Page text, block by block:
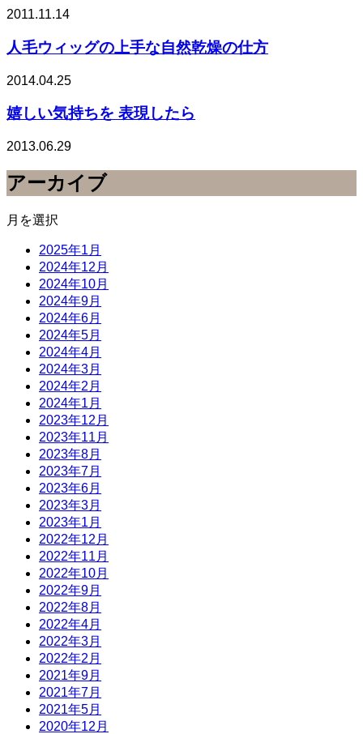
2011.11.14
人毛ウィッグの上手な自然乾燥の仕方
2014.04.25
嬉しい気持ちを 表現したら
2013.06.29
アーカイブ
月を選択
2025年1月
2024年12月
2024年10月
2024年9月
2024年6月
2024年5月
2024年4月
2024年3月
2024年2月
2024年1月
2023年12月
2023年11月
2023年8月
2023年7月
2023年6月
2023年3月
2023年1月
2022年12月
2022年11月
2022年10月
2022年9月
2022年8月
2022年4月
2022年3月
2022年2月
2021年9月
2021年7月
2021年5月
2020年12月